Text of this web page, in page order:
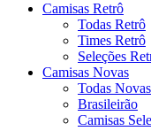
Camisas Retrô
Todas Retrô
Times Retrô
Seleções
Camisas Novas
Todas Novas
Brasileirão
Camisas